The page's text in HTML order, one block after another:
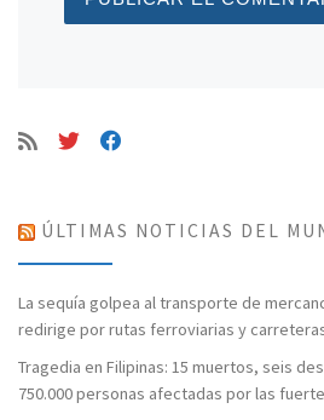
ÚLTIMAS NOTICIAS DEL
La sequía golpea al transporte de
redirige por rutas ferroviarias y
Tragedia en Filipinas: 15 muertos, seis
750.000 personas afectadas por las